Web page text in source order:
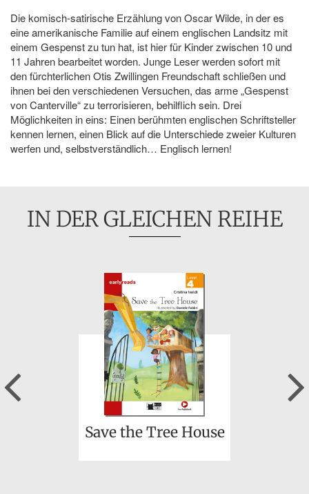
Die komisch-satirische Erzählung von Oscar Wilde, in der es
eine amerikanische Familie auf einem englischen Landsitz mit
einem Gespenst zu tun hat, ist hier für Kinder zwischen 10 und
11 Jahren bearbeitet worden. Junge Leser werden sofort mit
den fürchterlichen Otis Zwillingen Freundschaft schließen und
ihnen bei den verschiedenen Versuchen, das arme „Gespenst
von Canterville“ zu terrorisieren, behilflich sein. Drei
Möglichkeiten in eins: Einen berühmten englischen Schriftsteller
kennen lernen, einen Blick auf die Unterschiede zweier Kulturen
werfen und, selbstverständlich… Englisch lernen!
IN DER GLEICHEN REIHE
Save the Tree House
Previous